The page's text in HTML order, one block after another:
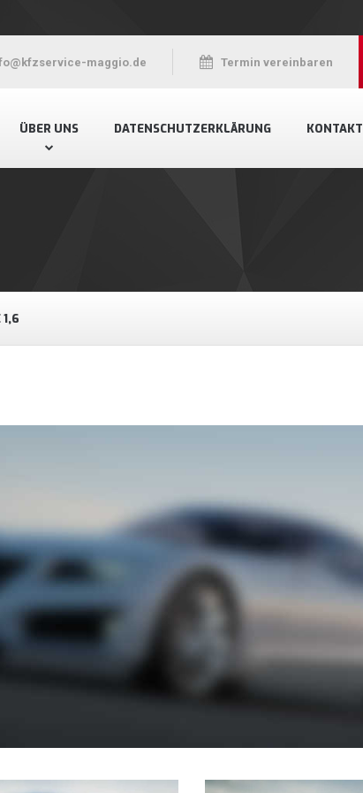
ÜBER UNS DATENSCHUTZERKLÄRUNG KONTAKT
maggio.de Termin vereinbaren
1,6